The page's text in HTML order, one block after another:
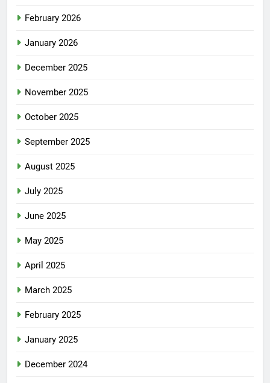
February 2026
January 2026
December 2025
November 2025
October 2025
September 2025
August 2025
July 2025
June 2025
May 2025
April 2025
March 2025
February 2025
January 2025
December 2024